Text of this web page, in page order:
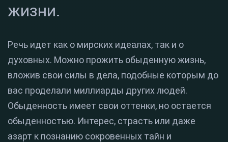
жизни.
Речь идет как о мирских идеалах, так и о
духовных. Можно прожить обыденную жизнь,
вложив свои силы в дела, подобные которым до
вас проделали миллиарды других людей.
Обыденность имеет свои оттенки, но остается
обыденностью. Интерес, страсть или даже
азарт к познанию сокровенных тайн и